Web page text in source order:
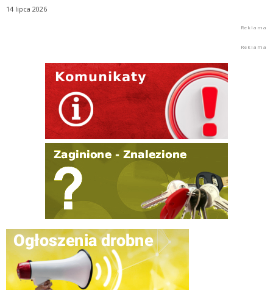
14 lipca 2026